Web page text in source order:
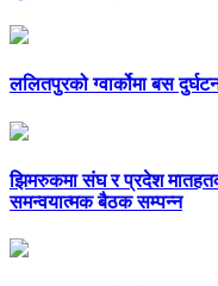
ललितपुरको ग्वार्कोमा बस
झिमरुकमा संघ र प्रदेश
समन्वयात्मक बैठक सम्पन्न